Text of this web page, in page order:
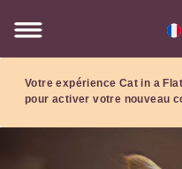
Votre expérience Cat in a
pour activer votre nouveau